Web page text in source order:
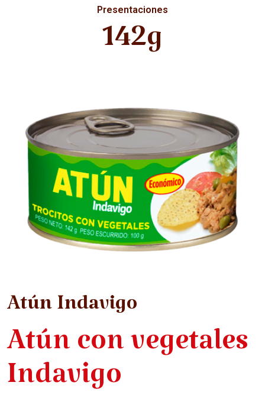
Presentaciones
142g
Atún Indavigo
Atún con vegetales
Indavigo